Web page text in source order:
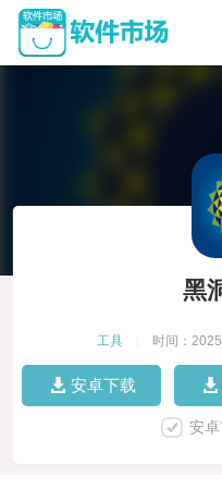
黑
工具 时间：
安卓下载
安